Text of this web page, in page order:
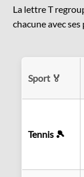
La lettre T
chacune avec
Sport 🏅
Tennis 🎾